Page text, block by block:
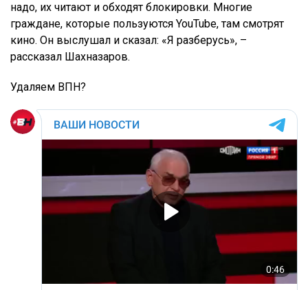
надо, их читают и обходят блокировки. Многие
граждане, которые пользуются YouTube, там смотрят
кино. Он выслушал и сказал: «Я разберусь», –
рассказал Шахназаров.
Удаляем ВПН?